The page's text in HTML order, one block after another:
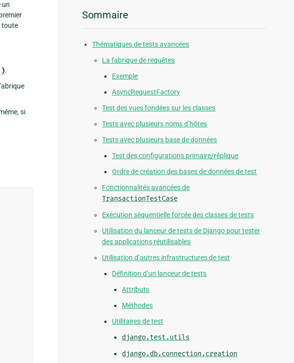
un
toute
.
si
Sommaire
Thématiques de tests avancées
La fabrique de requêtes
Exemple
AsyncRequestFactory
Test des vues fondées sur les classes
Tests avec plusieurs noms d’hôtes
Tests avec plusieurs base de données
Test des configurations primaire/réplique
Ordre de création des bases de données de test
Fonctionnalités avancées de
TransactionTestCase
Exécution séquentielle forcée des classes de tests
Utilisation du lanceur de tests de Django pour tester
des applications réutilisables
Utilisation d’autres infrastructures de test
Définition d’un lanceur de tests
Attributs
Méthodes
Utilitaires de test
django.test.utils
django.db.connection.creation